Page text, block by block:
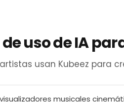
uso de IA
usan Kubeez para
musicales